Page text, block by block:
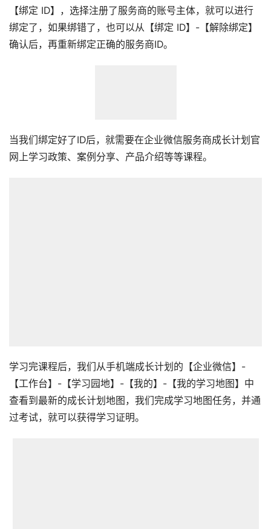
【绑定 ID】，选择注册了服务商的账号主体，就可以进行
绑定了，如果绑错了，也可以从【绑定 ID】-【解除绑定】
确认后，再重新绑定正确的服务商ID。
当我们绑定好了ID后，就需要在企业微信服务商成长计划官
网上学习政策、案例分享、产品介绍等等课程。
学习完课程后，我们从手机端成长计划的【企业微信】-
【工作台】-【学习园地】-【我的】-【我的学习地图】中
查看到最新的成长计划地图，我们完成学习地图任务，并通
过考试，就可以获得学习证明。